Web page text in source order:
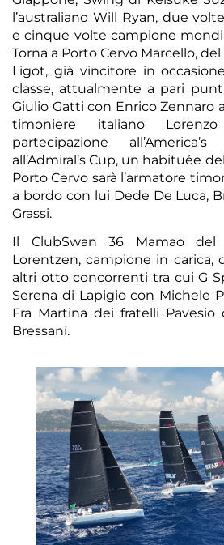
l’australiano Will Ryan, due
e cinque volte campione
Torna a Porto Cervo Marcello,
Ligot, già vincitore in
classe, attualmente a pari
Giulio Gatti con Enrico Zennaro
timoniere italiano
partecipazione
all’Admiral’s Cup, un habituée
Porto Cervo sarà l’armatore
a bordo con lui Dede De Luca,
Grassi.
Il ClubSwan 36 Mamao del
Lorentzen, campione in carica,
altri otto concorrenti tra cui G
Serena di Lapigio con Michele
Fra Martina dei fratelli Pavesio
Bressani.